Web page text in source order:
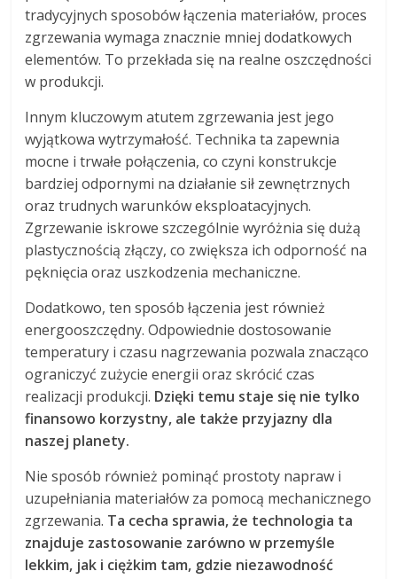
tradycyjnych sposobów łączenia materiałów, proces
zgrzewania wymaga znacznie mniej dodatkowych
elementów. To przekłada się na realne oszczędności
w produkcji.
Innym kluczowym atutem zgrzewania jest jego
wyjątkowa wytrzymałość. Technika ta zapewnia
mocne i trwałe połączenia, co czyni konstrukcje
bardziej odpornymi na działanie sił zewnętrznych
oraz trudnych warunków eksploatacyjnych.
Zgrzewanie iskrowe szczególnie wyróżnia się dużą
plastycznością złączy, co zwiększa ich odporność na
pęknięcia oraz uszkodzenia mechaniczne.
Dodatkowo, ten sposób łączenia jest również
energooszczędny. Odpowiednie dostosowanie
temperatury i czasu nagrzewania pozwala znacząco
ograniczyć zużycie energii oraz skrócić czas
realizacji produkcji. Dzięki temu staje się nie tylko
finansowo korzystny, ale także przyjazny dla
naszej planety.
Nie sposób również pominąć prostoty napraw i
uzupełniania materiałów za pomocą mechanicznego
zgrzewania. Ta cecha sprawia, że technologia ta
znajduje zastosowanie zarówno w przemyśle
lekkim, jak i ciężkim tam, gdzie niezawodność